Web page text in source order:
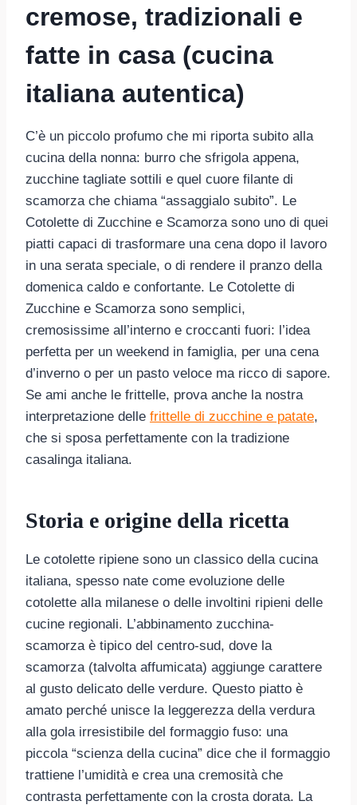
cremose, tradizionali e
fatte in casa (cucina
italiana autentica)
C’è un piccolo profumo che mi riporta subito alla
cucina della nonna: burro che sfrigola appena,
zucchine tagliate sottili e quel cuore filante di
scamorza che chiama “assaggialo subito”. Le
Cotolette di Zucchine e Scamorza sono uno di quei
piatti capaci di trasformare una cena dopo il lavoro
in una serata speciale, o di rendere il pranzo della
domenica caldo e confortante. Le Cotolette di
Zucchine e Scamorza sono semplici,
cremosissime all’interno e croccanti fuori: l’idea
perfetta per un weekend in famiglia, per una cena
d’inverno o per un pasto veloce ma ricco di sapore.
Se ami anche le frittelle, prova anche la nostra
interpretazione delle frittelle di zucchine e patate,
che si sposa perfettamente con la tradizione
casalinga italiana.
Storia e origine della ricetta
Le cotolette ripiene sono un classico della cucina
italiana, spesso nate come evoluzione delle
cotolette alla milanese o delle involtini ripieni delle
cucine regionali. L’abbinamento zucchina-
scamorza è tipico del centro-sud, dove la
scamorza (talvolta affumicata) aggiunge carattere
al gusto delicato delle verdure. Questo piatto è
amato perché unisce la leggerezza della verdura
alla gola irresistibile del formaggio fuso: una
piccola “scienza della cucina” dice che il formaggio
trattiene l’umidità e crea una cremosità che
contrasta perfettamente con la crosta dorata. La